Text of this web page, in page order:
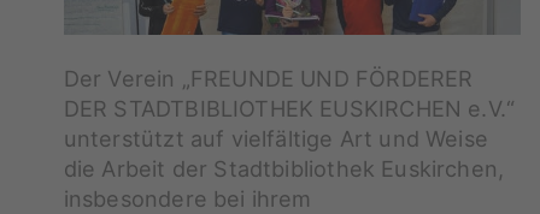
Der Verein „FREUNDE UND FÖRDERER
DER STADTBIBLIOTHEK EUSKIRCHEN e.V.“
unterstützt auf vielfältige Art und Weise
die Arbeit der Stadtbibliothek Euskirchen,
insbesondere bei ihrem